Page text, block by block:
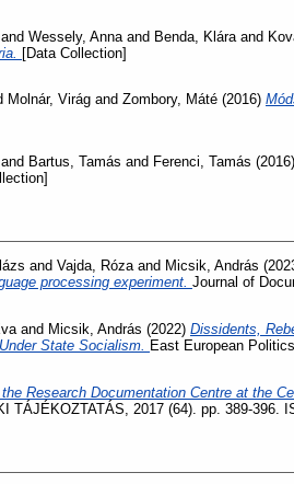
and Wessely, Anna and Benda, Klára and
[Data Collection]
Molnár, Virág and Zombory, Máté (2016)
Bartus, Tamás and Ferenci, Tamás (2016)
and Vajda, Róza and Micsik, András
processing experiment. Journal of
and Micsik, András (2022) Dissidents,
State Socialism. East European
Research Documentation Centre at the
TÁJÉKOZTATÁS, 2017 (64). pp. 389-396.